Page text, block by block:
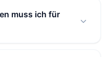
muss ich für